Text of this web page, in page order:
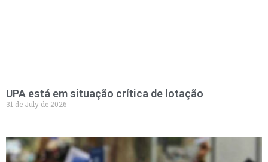
UPA está em situação crítica de lotação
31 de July de 2026